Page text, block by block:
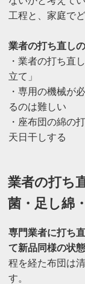
工程と、家庭で
業者の打ち直し
・業者の打ち直
立て」
・専用の機械が
るのは難しい
・座布団の綿の
天日干しする
業者の打ち
菌・足し綿
専門業者に打ち
て新品同様の状
程を経た布団は
す。